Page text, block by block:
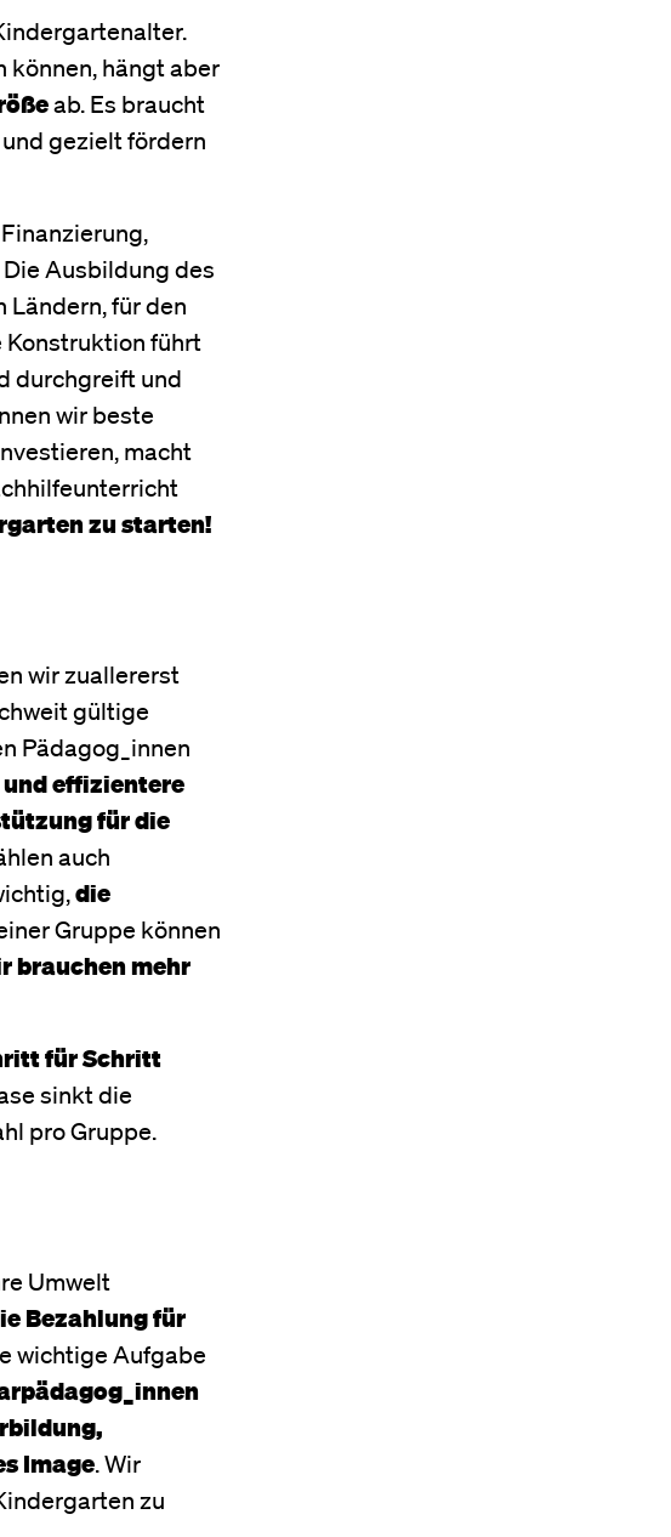
hängt aber
ab. Es braucht
gezielt fördern
Ausbildung des
Ländern, für den
Konstruktion führt
durchgreift und
wir beste
macht
zu starten!
wir zuallererst
gültige
Pädagog_innen
effizientere
für die
auch
die
Gruppe können
brauchen mehr
für Schritt
sinkt die
pro Gruppe.
Umwelt
Bezahlung für
wichtige Aufgabe
Image. Wir
zu